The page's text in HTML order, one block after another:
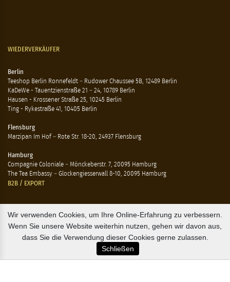
WIEDERVERKÄUFER
Berlin
Teeshop Berlin Ronnefeldt – Rudower Chaussee 5B, 12489 Berlin
KaDeWe - Tauentzienstraße 21 – 24, 10789 Berlin
Hausen - Krossener Straße 25, 10245 Berlin
Ting - Rykestraße 41, 10405 Berlin
Flensburg
Marzipan Im Hof – Rote Str. 18-20, 24937 Flensburg
Hamburg
Compagnie Coloniale – Mönckeberstr. 7, 20095 Hamburg
The Tea Embassy – Glockengiesserwall 8-10, 20095 Hamburg
B2B / EXPORT
sales@osterlandsk.dk
PRIVATER VERBRAUCHER / WEBSHOP
Wir verwenden Cookies, um Ihre Online-Erfahrung zu verbessern.
Wenn Sie unsere Website weiterhin nutzen, gehen wir davon aus,
dass Sie die Verwendung dieser Cookies gerne zulassen.
Schließen